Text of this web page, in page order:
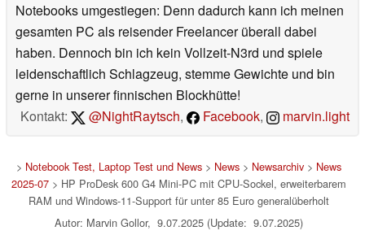
Notebooks umgestiegen: Denn dadurch kann ich meinen
gesamten PC als reisender Freelancer überall dabei
haben. Dennoch bin ich kein Vollzeit-N3rd und spiele
leidenschaftlich Schlagzeug, stemme Gewichte und bin
gerne in unserer finnischen Blockhütte!
Kontakt:
@NightRaytsch, Facebook, marvin.light
> Notebook Test, Laptop Test und News> News> Newsarchiv> News
2025-07> HP ProDesk 600 G4 Mini-PC mit CPU-Sockel, erweiterbarem
RAM und Windows-11-Support für unter 85 Euro generalüberholt
Autor: Marvin Gollor, 9.07.2025 (Update: 9.07.2025)